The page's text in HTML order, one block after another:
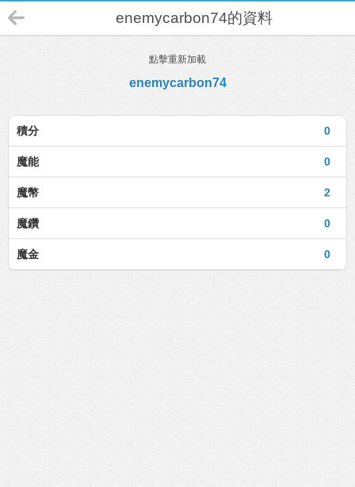
enemycarbon74的資料
點擊重新加載
enemycarbon74
0
積分
0
魔能
2
魔幣
0
魔鑽
0
魔金